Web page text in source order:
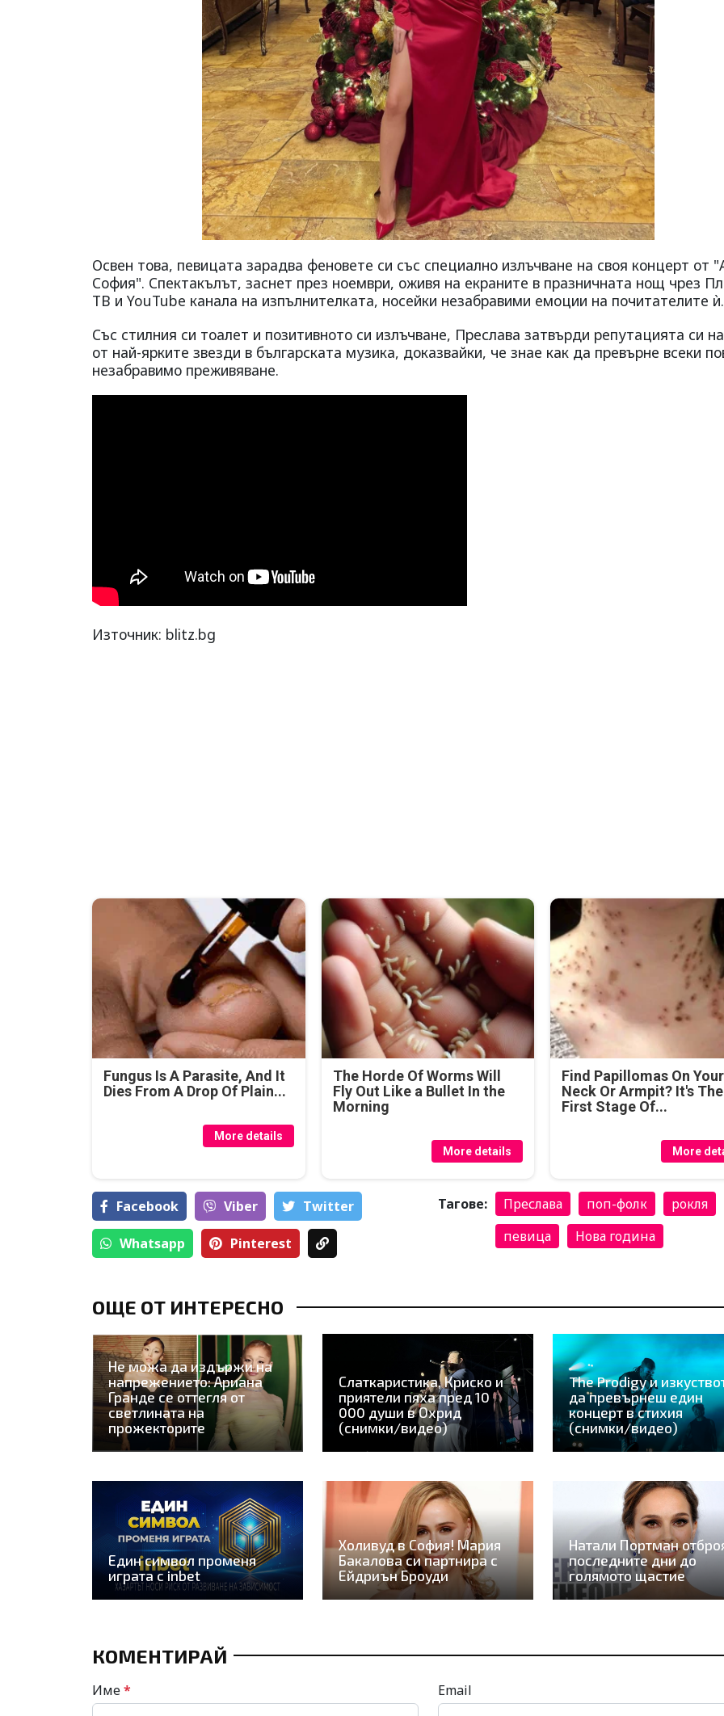
Освен това, певицата зарадва феновете си със специално излъчване на своя концерт от
София". Спектакълът, заснет през ноември, оживя на екраните в празничната нощ чрез
ТВ и YouTube канала на изпълнителката, носейки незабравими емоции на почитателите ѝ.
Със стилния си тоалет и позитивното си излъчване, Преслава затвърди репутацията си
от най-ярките звезди в българската музика, доказвайки, че знае как да превърне всеки
незабравимо преживяване.
Източник: blitz.bg
Fungus Is A Parasite, And It
Dies From A Drop Of Plain...
More details
The Horde Of Worms Will
Fly Out Like a Bullet In the
Morning
More details
Find Papillomas On Your
Neck Or Armpit? It's The
First Stage Of...
More
Facebook Viber Тwitter
Whatsapp Pinterest
Тагове: Преслава поп-фолк
рокля
певица
Нова година
ОЩЕ ОТ ИНТЕРЕСНО
Не можа да издържи на
напрежението: Ариана
Гранде се оттегля от
светлината на
прожекторите
Слаткаристика, Криско и
приятели пяха пред 10
000 души в Охрид
(снимки/видео)
The Prodigy и
да превърнеш един
концерт в стихия
(снимки/видео)
Един символ променя
играта с inbet
Холивуд в София! Мария
Бакалова си партнира с
Ейдриън Броуди
Натали Портман
последните дни до
голямото щастие
КОМЕНТИРАЙ
Име* Email